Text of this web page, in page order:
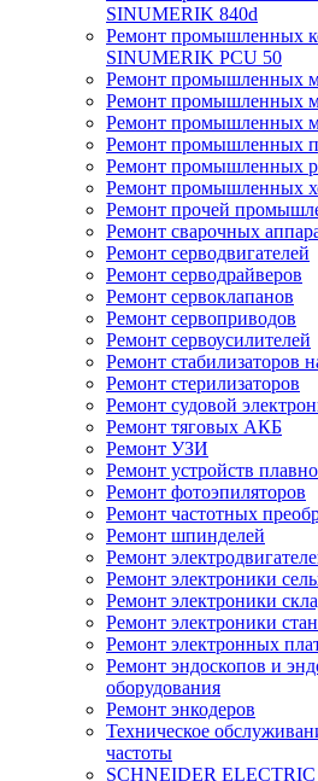
SINUMERIK 840d
Ремонт промышленных
SINUMERIK PCU 50
Ремонт промышленных
Ремонт промышленных
Ремонт промышленных
Ремонт промышленных
Ремонт промышленных
Ремонт промышленных
Ремонт прочей
Ремонт сварочных
Ремонт серводвигателей
Ремонт серводрайверов
Ремонт сервоклапанов
Ремонт сервоприводов
Ремонт сервоусилителей
Ремонт стабилизаторов
Ремонт стерилизаторов
Ремонт судовой
Ремонт тяговых АКБ
Ремонт УЗИ
Ремонт устройств
Ремонт фотоэпиляторов
Ремонт частотных
Ремонт шпинделей
Ремонт
Ремонт электроники
Ремонт электроники
Ремонт электроники
Ремонт электронных
Ремонт эндоскопов и
оборудования
Ремонт энкодеров
Техническое
частоты
SCHNEIDER ELECTRIC